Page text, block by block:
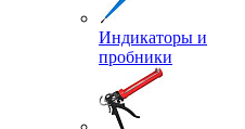
Индикаторы и
пробники